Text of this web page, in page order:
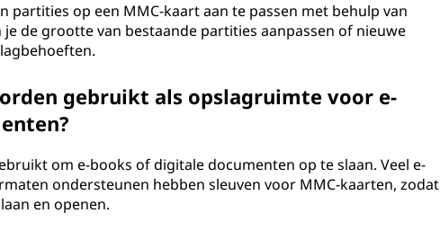
partities op een MMC-kaart aan te passen met behulp van
de grootte van bestaande partities aanpassen of nieuwe
gebruikt als opslagruimte voor e-
om e-books of digitale documenten op te slaan. Veel e-
ondersteunen hebben sleuven voor MMC-kaarten, zodat
en openen.